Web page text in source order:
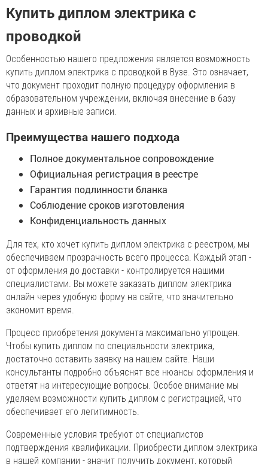
Купить диплом электрика с
проводкой
Особенностью нашего предложения является возможность
купить диплом электрика с проводкой в Вузе. Это означает,
что документ проходит полную процедуру оформления в
образовательном учреждении, включая внесение в базу
данных и архивные записи.
Преимущества нашего подхода
Полное документальное сопровождение
Официальная регистрация в реестре
Гарантия подлинности бланка
Соблюдение сроков изготовления
Конфиденциальность данных
Для тех, кто хочет купить диплом электрика с реестром, мы
обеспечиваем прозрачность всего процесса. Каждый этап -
от оформления до доставки - контролируется нашими
специалистами. Вы можете заказать диплом электрика
онлайн через удобную форму на сайте, что значительно
экономит время.
Процесс приобретения документа максимально упрощен.
Чтобы купить диплом по специальности электрика,
достаточно оставить заявку на нашем сайте. Наши
консультанты подробно объяснят все нюансы оформления и
ответят на интересующие вопросы. Особое внимание мы
уделяем возможности купить диплом с регистрацией, что
обеспечивает его легитимность.
Современные условия требуют от специалистов
подтверждения квалификации. Приобрести диплом электрика
в нашей компании - значит получить документ, который